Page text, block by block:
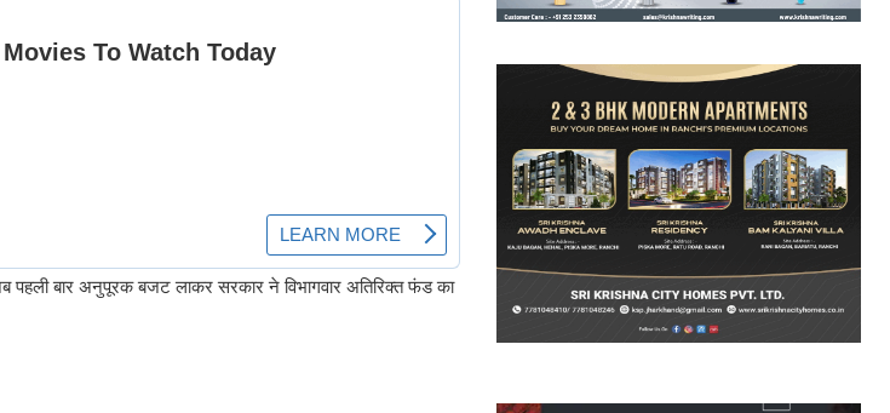
पहली बार अनुपूरक बजट लाकर सरकार ने विभागवार अतिरिक्त फंड का